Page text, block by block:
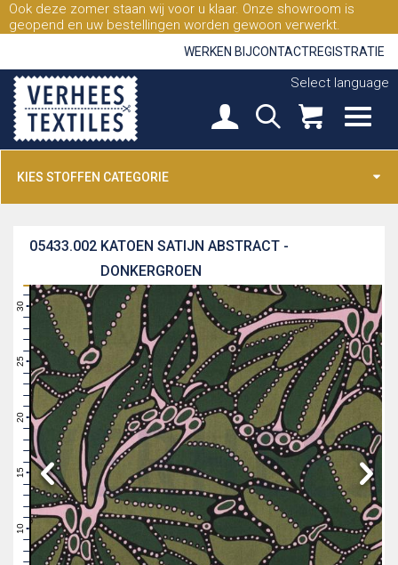
Ook deze zomer staan wij voor u klaar. Onze showroom is
geopend en uw bestellingen worden gewoon verwerkt.
WERKEN BIJCONTACTREGISTRATIE
Select language
KIES STOFFEN CATEGORIE
KATOEN SATIJN ABSTRACT -
DONKERGROEN
05433.002
8
9
11
12
14
16
17
18
20
21
23
24
25
26
27
31